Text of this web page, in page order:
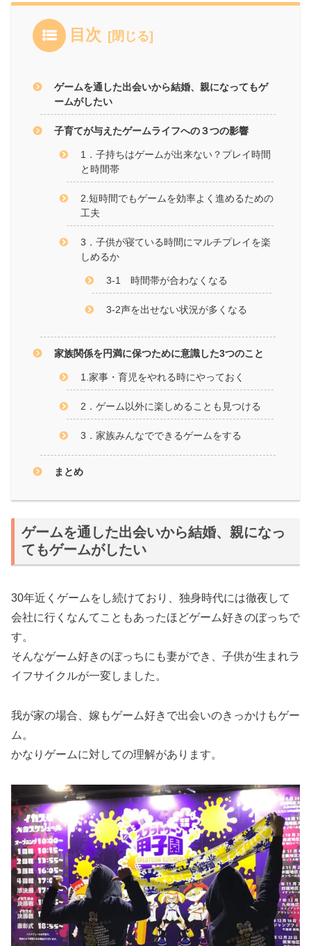
目次
ゲームを通した出会いから結婚、親になってもゲ
ームがしたい
子育てが与えたゲームライフへの３つの影響
1．子持ちはゲームが出来ない？プレイ時間
と時間帯
2.短時間でもゲームを効率よく進めるための
工夫
3．子供が寝ている時間にマルチプレイを楽
しめるか
3-1 時間帯が合わなくなる
3-2声を出せない状況が多くなる
家族関係を円満に保つために意識した3つのこと
1.家事・育児をやれる時にやっておく
2．ゲーム以外に楽しめることも見つける
3．家族みんなでできるゲームをする
まとめ
ゲームを通した出会いから結婚、親になっ
てもゲームがしたい
30年近くゲームをし続けており、独身時代には徹夜して
会社に行くなんてこともあったほどゲーム好きのぼっちで
す。
そんなゲーム好きのぼっちにも妻ができ、子供が生まれラ
イフサイクルが一変しました。
我が家の場合、嫁もゲーム好きで出会いのきっかけもゲー
ム。
かなりゲームに対しての理解があります。